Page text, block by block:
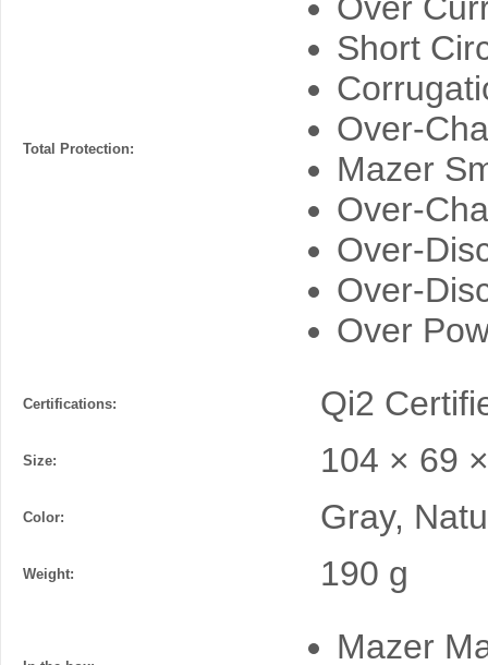
Total Protection:
Short
Over-
Mazer
Over-
Over-
Over-
Over
Certifications: Qi2
Size: 104 × 69
Color: Gray,
Weight: 190 g
Mazer